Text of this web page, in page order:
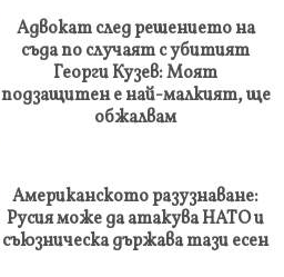
Адвокат след решението на
съда по случаят с убитият
Георги Кузев: Моят
подзащитен е най-малкият, ще
обжалвам
Американското разузнаване:
Русия може да атакува НАТО и
съюзническа държава тази есен